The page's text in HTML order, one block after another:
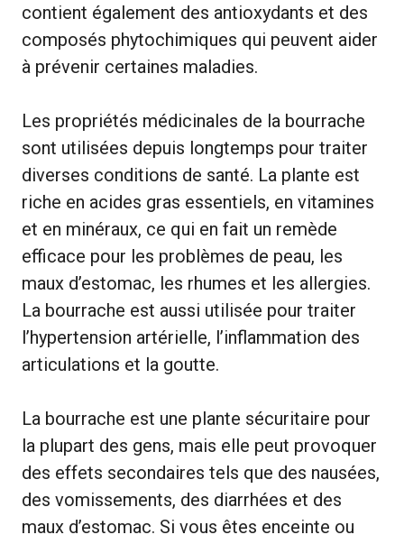
contient également des antioxydants et des
composés phytochimiques qui peuvent aider
à prévenir certaines maladies.
Les propriétés médicinales de la bourrache
sont utilisées depuis longtemps pour traiter
diverses conditions de santé. La plante est
riche en acides gras essentiels, en vitamines
et en minéraux, ce qui en fait un remède
efficace pour les problèmes de peau, les
maux d’estomac, les rhumes et les allergies.
La bourrache est aussi utilisée pour traiter
l’hypertension artérielle, l’inflammation des
articulations et la goutte.
La bourrache est une plante sécuritaire pour
la plupart des gens, mais elle peut provoquer
des effets secondaires tels que des nausées,
des vomissements, des diarrhées et des
maux d’estomac. Si vous êtes enceinte ou